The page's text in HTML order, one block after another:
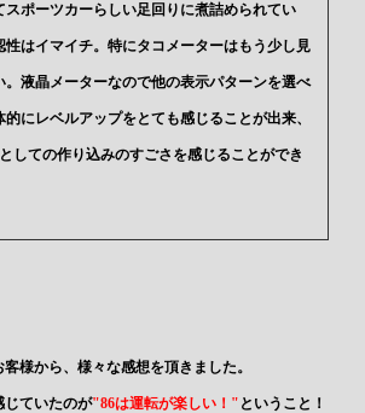
スポーツカーらしい足回りに煮詰められてい
性はイマイチ。特にタコメーターはもう少し見
。液晶メーターなので他の表示パターンを選べ
にレベルアップをとても感じることが出来、
しての作り込みのすごさを感じることができ
様から、様々な感想を頂きました。
じていたのが"86は運転が楽しい！" ということ！